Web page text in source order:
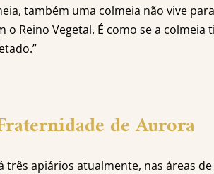
também uma colmeia não vive
Reino Vegetal. É como se a colmeia
de Aurora
três apiários atualmente, nas áreas de